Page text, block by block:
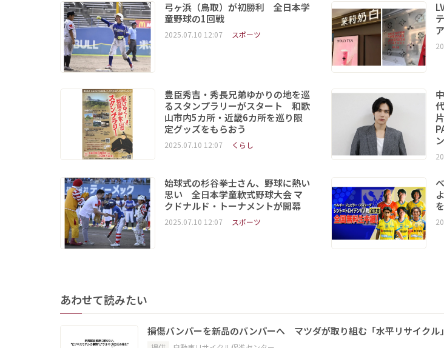
弓ヶ浜（鳥取）が初勝利 全日本学
童野球の1回戦
2025.07.10 12:07 スポーツ
豊臣秀吉・秀長兄弟ゆかりの地を巡
るスタンプラリーがスタート 和歌
山市内5カ所・近畿6カ所を巡り限
定グッズをもらおう
2025.07.10 12:07 くらし
始球式の杉谷拳士さん、野球に熱い
思い 全日本学童軟式野球大会 マ
クドナルド・トーナメントが開幕
2025.07.10 12:07 スポーツ
あわせて読みたい
損傷バンパーを新品のバンパーへ マツダが取り組む「水平リサイクル」